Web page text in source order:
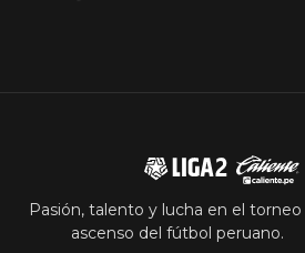
Pasión, talento y lucha en el torneo
ascenso del fútbol peruano.